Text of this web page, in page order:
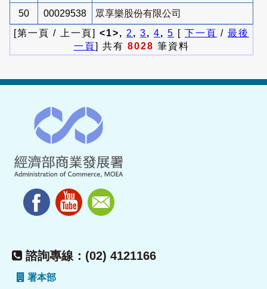
50 00029538
眾享樂股份有限公司
[第一頁 / 上一頁] <1>, 2 , 3, 4, 5 [ 下一頁 / 最後
一頁] 共有 8028 筆資料
諮詢專線：(02) 4121166
署本部